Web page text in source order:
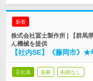
新着
株式会社冨士製作所 | 【群馬
ん機械を提供
【社内SE】《藤岡市》
正社員 急募 転勤なし